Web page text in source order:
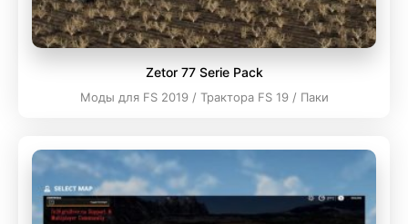
Zetor 77 Serie Pack
Моды для FS 2019 / Трактора FS 19 / Паки